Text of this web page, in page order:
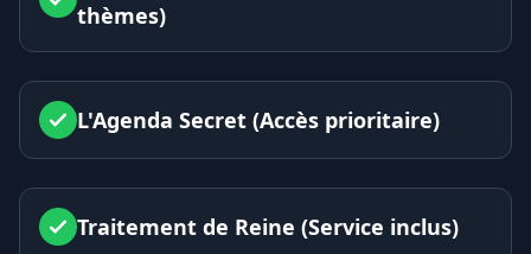
thèmes)
L'Agenda Secret (Accès prioritaire)
Traitement de Reine (Service inclus)